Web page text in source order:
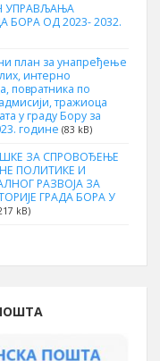
УПРАВЉАЊА
БОРА ОД 2023- 2032.
план за унапређење
интерно
повратника по
тражиоца
у граду Бору за
године (83 kB)
ЗА СПРОВОЂЕЊЕ
ПОЛИТИКЕ И
РАЗВОЈА ЗА
ГРАДА БОРА У
kB)